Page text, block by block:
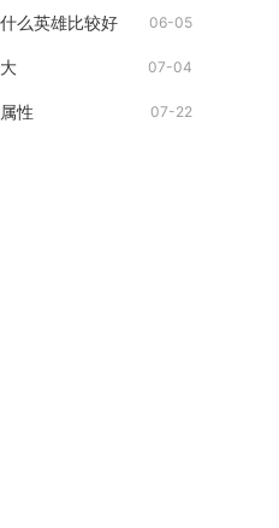
么英雄比较好 06-05
07-04
性 07-22